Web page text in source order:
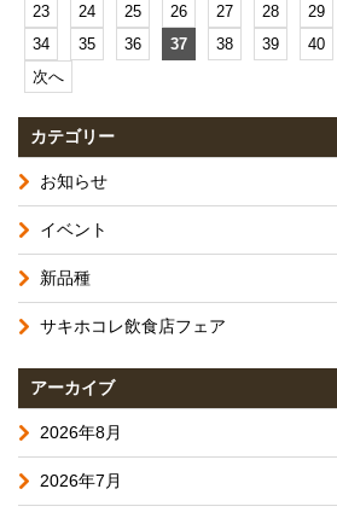
23
24 25 26 27 28 29
34
35 36 37 38 39 40
次へ
カテゴリー
お知らせ
イベント
新品種
サキホコレ飲食店フェア
アーカイブ
2026年8月
2026年7月